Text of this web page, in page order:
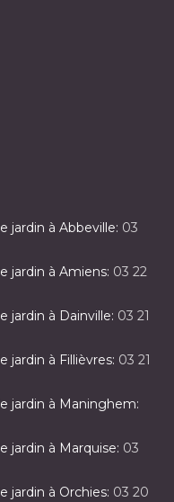
jardin à Abbeville: 03
jardin à Amiens: 03 22
jardin à Dainville: 03 21
jardin à Fillièvres: 03 21
jardin à Maninghem:
jardin à Marquise: 03
jardin à Orchies: 03 20